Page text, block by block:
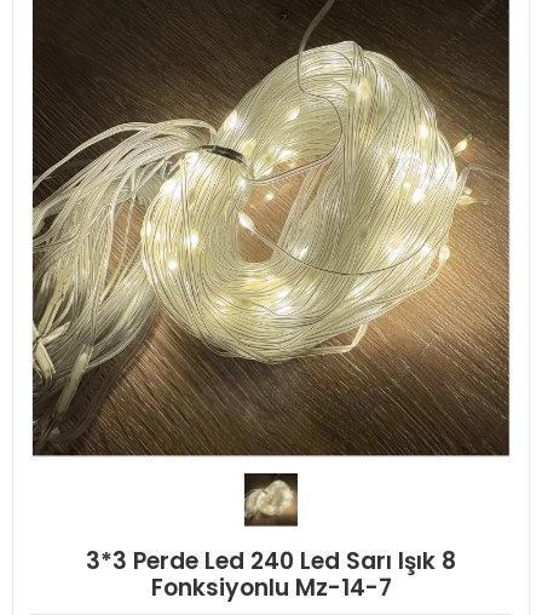
3*3 Perde Led 240 Led Sarı Işık 8
Fonksiyonlu Mz-14-7